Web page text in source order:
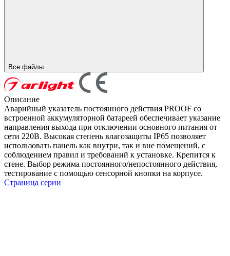
Все файлы
Описание
Аварийный указатель постоянного действия PROOF со
встроенной аккумуляторной батареей обеспечивает указание
направления выхода при отключении основного питания от
сети 220В. Высокая степень влагозащиты IP65 позволяет
использовать панель как внутри, так и вне помещений, с
соблюдением правил и требований к установке. Крепится к
стене. Выбор режима постоянного/непостоянного действия,
тестирование с помощью сенсорной кнопки на корпусе.
Страница серии